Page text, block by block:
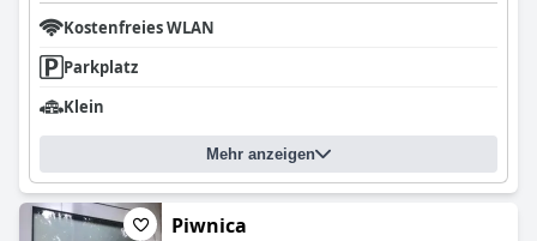
Kostenfreies WLAN
Parkplatz
Klein
Mehr anzeigen
Piwnica